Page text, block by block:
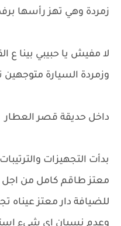
زمردة وهي تهز رأسها
لا مفيش يا حبيبي بينا
وزمردة السيارة متوجهين
داخل حديقة قصر العطار
بدأت التجهيزات
معتز طاقم كامل من اجل
للضيافة دار معتز عيناه
وعدم نسيان اي شيء